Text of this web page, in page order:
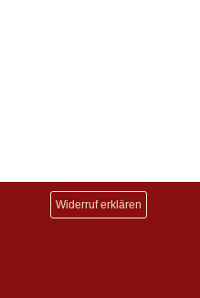
Widerruf erklären